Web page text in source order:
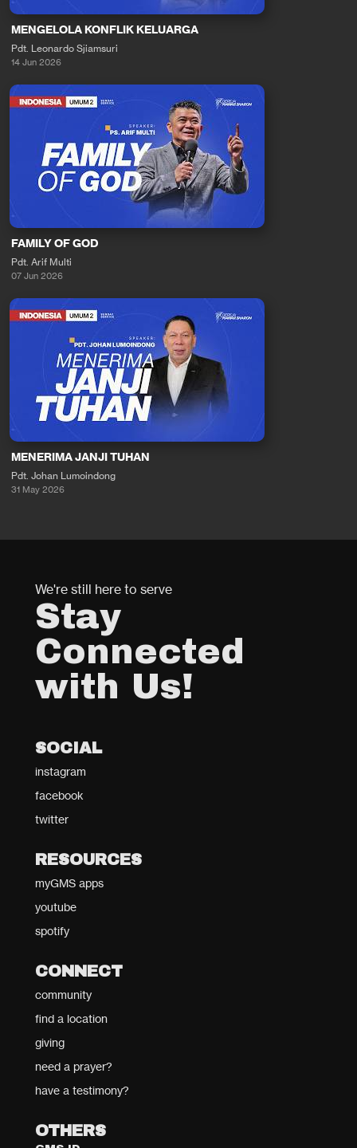
MENGELOLA KONFLIK KELUARGA
Pdt. Leonardo Sjiamsuri
14 Jun 2026
FAMILY OF GOD
Pdt. Arif Multi
07 Jun 2026
MENERIMA JANJI TUHAN
Pdt. Johan Lumoindong
31 May 2026
We're still here to serve
Stay
Connected
with Us!
SOCIAL
instagram
facebook
twitter
RESOURCES
myGMS apps
youtube
spotify
CONNECT
community
find a location
giving
need a prayer?
have a testimony?
OTHERS